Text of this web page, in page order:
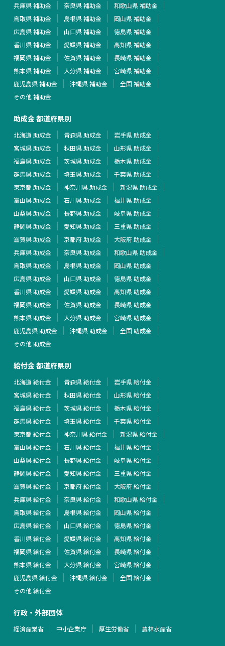
兵庫県 補助金
奈良県 補助金
和歌山県 補助金
鳥取県 補助金
島根県 補助金
岡山県 補助金
広島県 補助金
山口県 補助金
徳島県 補助金
香川県 補助金
愛媛県 補助金
高知県 補助金
福岡県 補助金
佐賀県 補助金
長崎県 補助金
熊本県 補助金
大分県 補助金
宮崎県 補助金
鹿児島県 補助金
沖縄県 補助金
全国 補助金
その他 補助金
助成金 都道府県別
北海道 助成金 青森県 助成金
岩手県 助成金
宮城県 助成金
秋田県 助成金
山形県 助成金
福島県 助成金
茨城県 助成金
栃木県 助成金
群馬県 助成金
埼玉県 助成金
千葉県 助成金
東京都 助成金
神奈川県 助成金
新潟県 助成金
富山県 助成金
石川県 助成金
福井県 助成金
山梨県 助成金
長野県 助成金
岐阜県 助成金
静岡県 助成金
愛知県 助成金
三重県 助成金
滋賀県 助成金
京都府 助成金
大阪府 助成金
兵庫県 助成金
奈良県 助成金
和歌山県 助成金
鳥取県 助成金
島根県 助成金
岡山県 助成金
広島県 助成金
山口県 助成金
徳島県 助成金
香川県 助成金
愛媛県 助成金
高知県 助成金
福岡県 助成金
佐賀県 助成金
長崎県 助成金
熊本県 助成金
大分県 助成金
宮崎県 助成金
鹿児島県 助成金
沖縄県 助成金
全国 助成金
その他 助成金
給付金 都道府県別
北海道 給付金 青森県 給付金
岩手県 給付金
宮城県 給付金
秋田県 給付金
山形県 給付金
福島県 給付金
茨城県 給付金
栃木県 給付金
群馬県 給付金
埼玉県 給付金
千葉県 給付金
東京都 給付金
神奈川県 給付金
新潟県 給付金
富山県 給付金
石川県 給付金
福井県 給付金
山梨県 給付金
長野県 給付金
岐阜県 給付金
静岡県 給付金
愛知県 給付金
三重県 給付金
滋賀県 給付金
京都府 給付金
大阪府 給付金
兵庫県 給付金
奈良県 給付金
和歌山県 給付金
鳥取県 給付金
島根県 給付金
岡山県 給付金
広島県 給付金
山口県 給付金
徳島県 給付金
香川県 給付金
愛媛県 給付金
高知県 給付金
福岡県 給付金
佐賀県 給付金
長崎県 給付金
熊本県 給付金
大分県 給付金
宮崎県 給付金
鹿児島県 給付金
沖縄県 給付金
全国 給付金
その他 給付金
行政・外部団体
経済産業省 中小企業庁 厚生労働省 農林水産省